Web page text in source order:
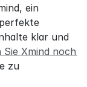
ein
klar und
Sie Xmind noch
zu